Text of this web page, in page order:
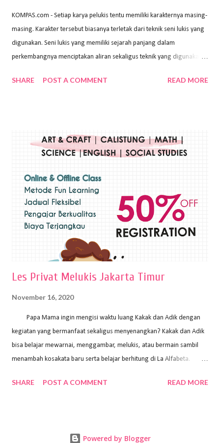
KOMPAS.com - Setiap karya pelukis tentu memiliki karakternya masing-
masing. Karakter tersebut biasanya terletak dari teknik seni lukis yang
digunakan. Seni lukis yang memiliki sejarah panjang dalam
perkembangnya menciptakan aliran sekaligus teknik yang digunakan.
Wayan Kun Adnyana, teknik yang berbeda tentunya akan
menggunakan bahan dasar cat air, cat akrilik, atau cat minyak dengan
sapuan warna cat yang tebal. Dengan memberikan sapuan warna
pelukis untuk menghasilkan lukisan yang mempesona dan tentunya
bernilai tinggi. Ciri teknik plakat Ciri-ciri teknik plakat, yaitu: Sapuan
warna yang kental dan tebal. Hasil lukisan menutupi seluruh bagian
medianya Mem...
SHARE POST A COMMENT READ MORE
Les Privat Melukis Jakarta Timur
November 16, 2020
Papa Mama ingin mengisi waktu luang Kakak dan Adik dengan
kegiatan yang bermanfaat sekaligus menyenangkan? Kakak dan Adik
bisa belajar mewarnai, menggambar, melukis, atau bermain sambil
menambah kosakata baru serta belajar berhitung di La Alfabeta.
kok untuk mengajar dengan metode yang fun, La Alfabeta
SHARE POST A COMMENT READ MORE
Powered by Blogger